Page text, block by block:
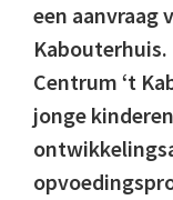
een aanvraag
Centrum ‘t
jonge